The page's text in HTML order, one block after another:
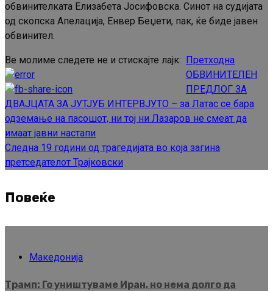
обвинителката Елизабета Јосифовска. Синот на судијата
од скопска Апелација, Енвер Беџети, пак, ќе биде јавен
обвинител.
Ве молиме следете не и стискајте лајк:
Continue
Reading
Претходна
ОБВИНИТЕЛЕН
ПРЕДЛОГ ЗА
ДВАЈЦАТА ЗА ЈУТЈУБ ИНТЕРВЈУТО – за Латас се бара
одземање на пасошот, ни тој ни Лазаров не смеат да
имаат јавни настапи
Следна 19 години од трагедијата во која загина
претседателот Трајковски
Повеќе
Македонија
Трамп: Го уништуваме Иран, но нема долго да